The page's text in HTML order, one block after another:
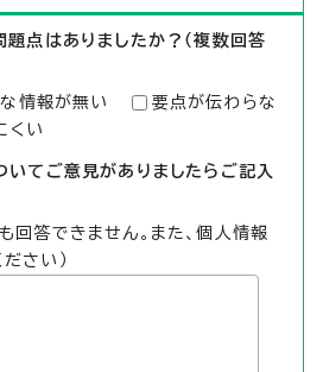
題点はありましたか？（複数回答
情報が無い
要点が伝わらな
くい
いてご意見がありましたらご記入
回答できません。また、個人情報
さい）